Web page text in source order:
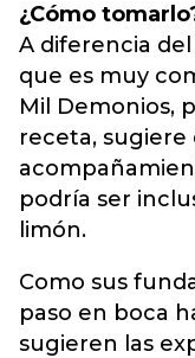
¿Cómo
A diferencia
que es muy
Mil Demonios,
receta, sugiere
podría ser
limón.
Como sus
paso en boca
sugieren las